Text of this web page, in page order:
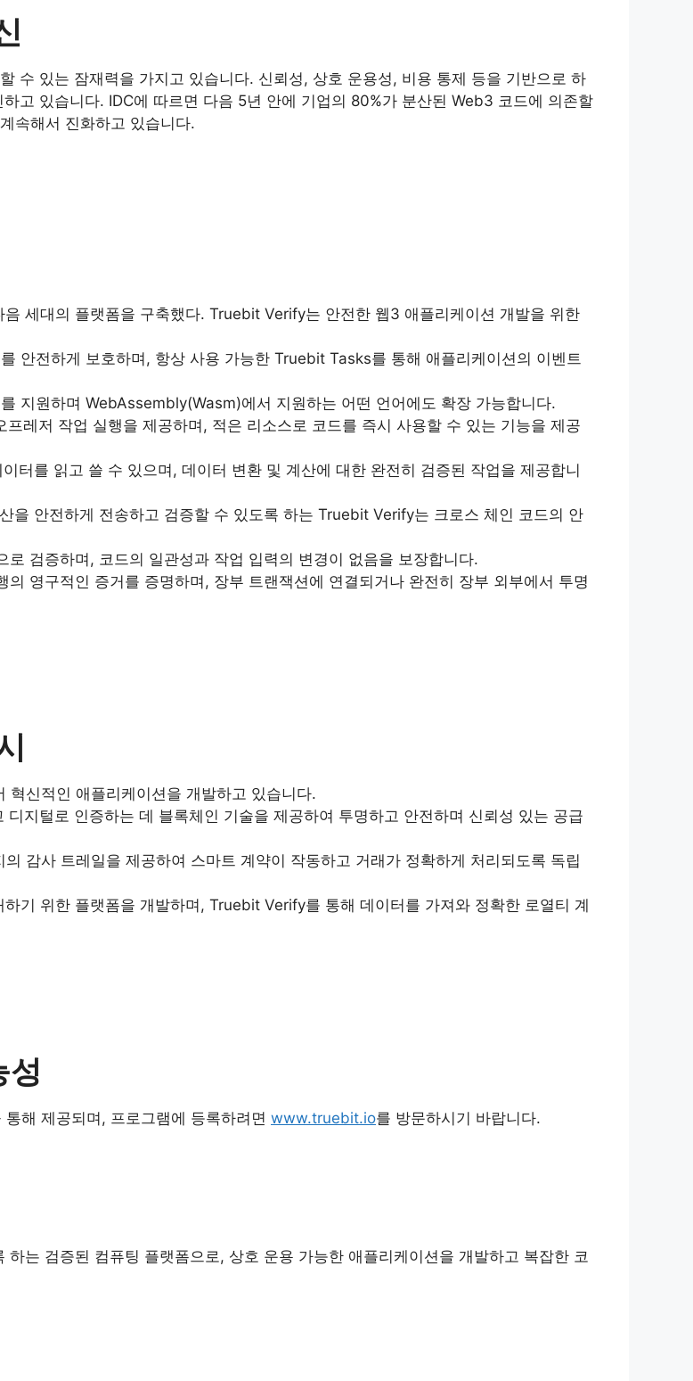
수 있는 잠재력을 가지고 있습니다. 신뢰성, 상호 운용성, 비용 통제 등을 기반으로 하
고 있습니다. IDC에 따르면 다음 5년 안에 기업의 80%가 분산된 Web3 코드에 의존할
속해서 진화하고 있습니다.
세대의 플랫폼을 구축했다. Truebit Verify는 안전한 웹3 애플리케이션 개발을 위한
안전하게 보호하며, 항상 사용 가능한 Truebit Tasks를 통해 애플리케이션의 이벤트
지원하며 WebAssembly(Wasm)에서 지원하는 어떤 언어에도 확장 가능합니다.
레저 작업 실행을 제공하며, 적은 리소스로 코드를 즉시 사용할 수 있는 기능을 제공
터를 읽고 쓸 수 있으며, 데이터 변환 및 계산에 대한 완전히 검증된 작업을 제공합니
을 안전하게 전송하고 검증할 수 있도록 하는 Truebit Verify는 크로스 체인 코드의 안
검증하며, 코드의 일관성과 작업 입력의 변경이 없음을 보장합니다.
영구적인 증거를 증명하며, 장부 트랜잭션에 연결되거나 완전히 장부 외부에서 투명
신적인 애플리케이션을 개발하고 있습니다.
지털로 인증하는 데 블록체인 기술을 제공하여 투명하고 안전하며 신뢰성 있는 공급
감사 트레일을 제공하여 스마트 계약이 작동하고 거래가 정확하게 처리되도록 독립
기 위한 플랫폼을 개발하며, Truebit Verify를 통해 데이터를 가져와 정확한 로열티 계
해 제공되며, 프로그램에 등록하려면 www.truebit.io를 방문하시기 바랍니다.
는 검증된 컴퓨팅 플랫폼으로, 상호 운용 가능한 애플리케이션을 개발하고 복잡한 코